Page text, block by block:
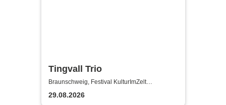
Tingvall Trio
Braunschweig, Festival KulturImZelt
Braunschweig
29.08.2026